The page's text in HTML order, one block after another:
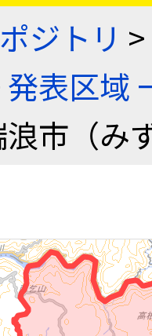
ジトリ >
発表区域
浪市（み